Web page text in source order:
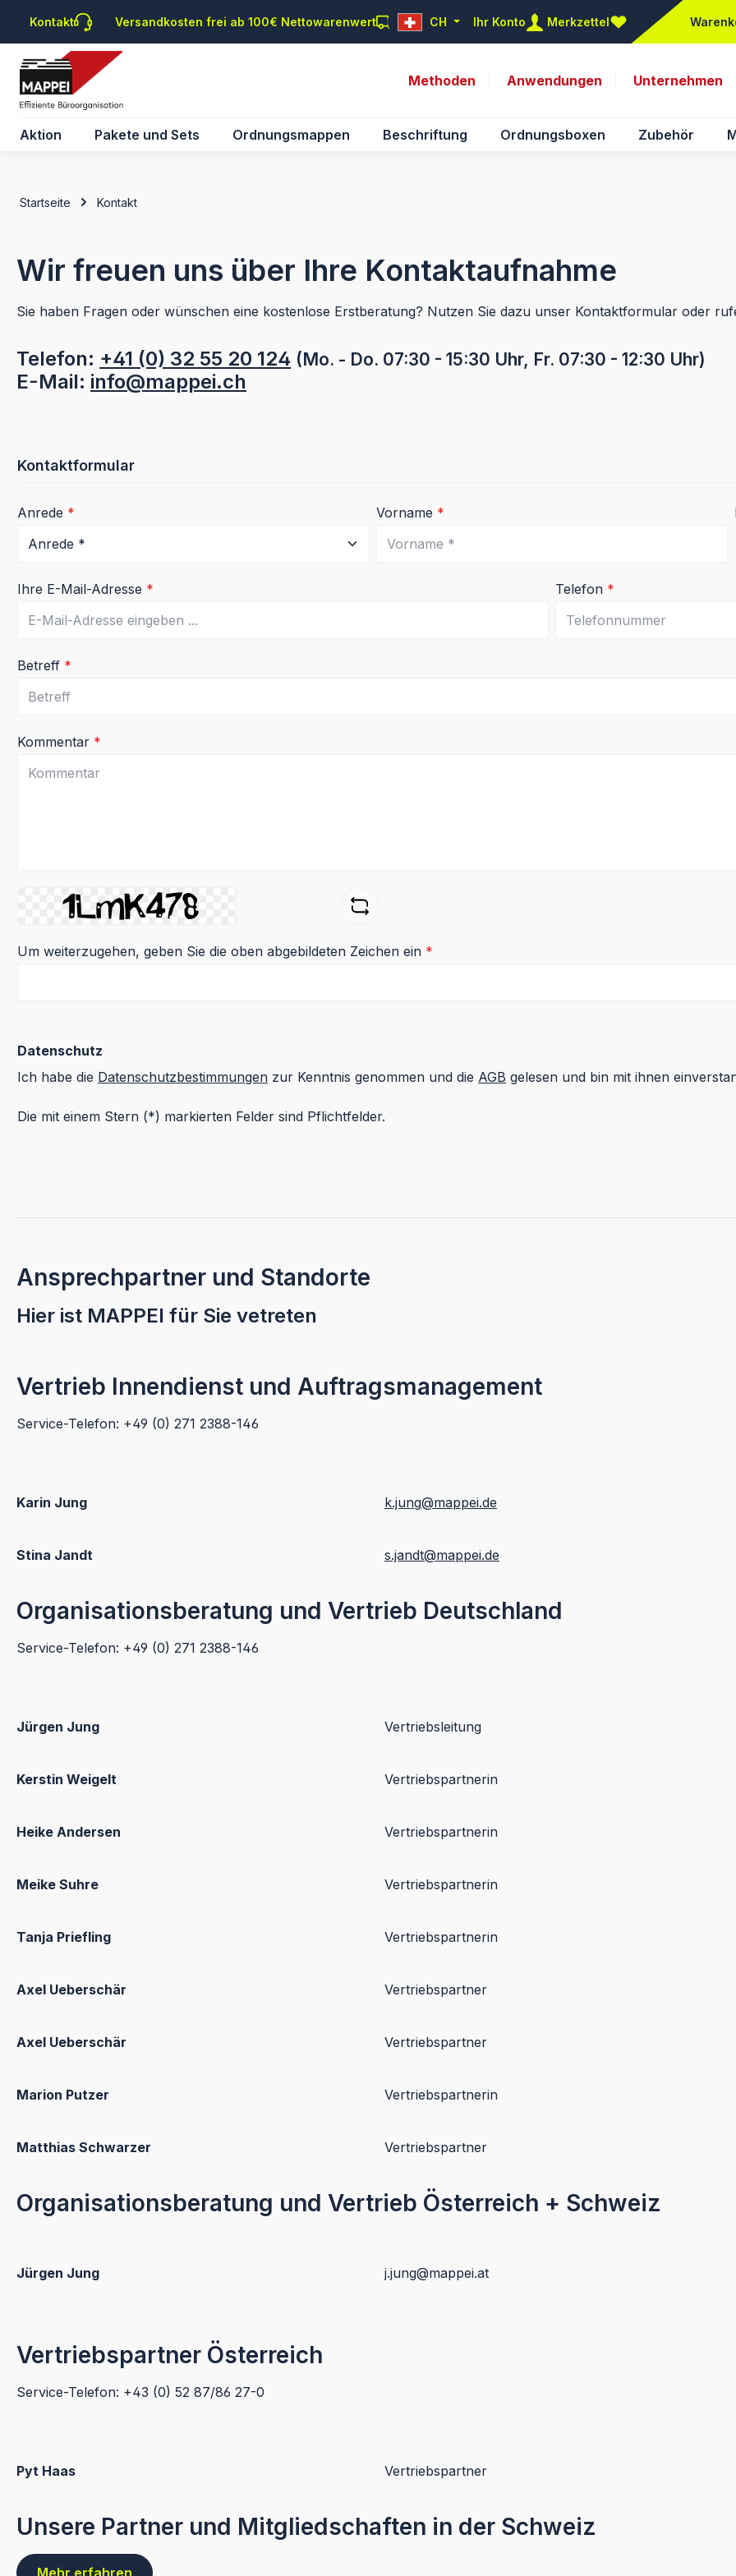
Hauptinhalt springen
Zur Suche springen
Zur Hauptnavigation springen
Kontakt Versandkosten frei ab 100€ Nettowarenwert CH Ihr Konto Merkzettel
Du hast 0 Produkte auf
Methoden Anwendungen Unternehmen
Aktion Pakete und Sets Ordnungsmappen Beschriftung Ordnungsboxen Zubehör
Startseite Kontakt
Wir freuen uns über Ihre Kontaktaufnahme
Sie haben Fragen oder wünschen eine kostenlose Erstberatung? Nutzen Sie dazu unser Kontaktformular oder
Telefon: +41 (0) 32 55 20 124 (Mo. - Do. 07:30 - 15:30 Uhr, Fr. 07:30 - 12:30 Uhr)
E-Mail: info@mappei.ch
Kontaktformular
Anrede * Vorname *
Ihre E-Mail-Adresse * Telefon *
Betreff *
Kommentar *
Um weiterzugehen, geben Sie die oben abgebildeten Zeichen ein *
Datenschutz
Ich habe die Datenschutzbestimmungen zur Kenntnis genommen und die AGB gelesen und bin mit ihnen
Die mit einem Stern (*) markierten Felder sind Pflichtfelder.
Ansprechpartner und Standorte
Hier ist MAPPEI für Sie vetreten
Vertrieb Innendienst und Auftragsmanagement
Service-Telefon: +49 (0) 271 2388-146
Karin Jung k.jung@mappei.de
Stina Jandt s.jandt@mappei.de
Organisationsberatung und Vertrieb Deutschland
Service-Telefon: +49 (0) 271 2388-146
Jürgen Jung Vertriebsleitung
Kerstin Weigelt Vertriebspartnerin
Heike Andersen Vertriebspartnerin
Meike Suhre Vertriebspartnerin
Tanja Priefling Vertriebspartnerin
Axel Ueberschär Vertriebspartner
Axel Ueberschär Vertriebspartner
Marion Putzer Vertriebspartnerin
Matthias Schwarzer Vertriebspartner
Organisationsberatung und Vertrieb Österreich + Schweiz
Jürgen Jung j.jung@mappei.at
Vertriebspartner Österreich
Service-Telefon: +43 (0) 52 87/86 27-0
Pyt Haas Vertriebspartner
Unsere Partner und Mitgliedschaften in der Schweiz
Mehr erfahren